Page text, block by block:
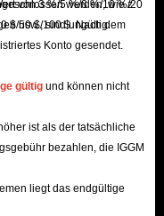
werden, wie z.
usw., sind ungültig.
von 3 %/5 %/8 %/10 %/20
$/50 $/100 $. Nach dem
Konto gesendet.
gültig und können nicht
ist als der tatsächliche
bezahlen, die IGGM
liegt das endgültige